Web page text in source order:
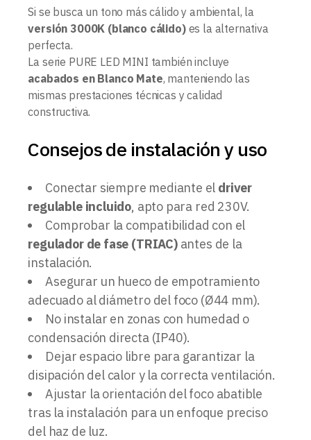
Si se busca un tono más cálido y ambiental, la
versión 3000K (blanco cálido)es la alternativa
perfecta.
La serie PURE LED MINI también incluye
acabados en Blanco Mate, manteniendo las
mismas prestaciones técnicas y calidad
constructiva.
Consejos de instalación y uso
Conectar siempre mediante el driver
regulable incluido, apto para red 230V.
Comprobar la compatibilidad con el
regulador de fase (TRIAC)antes de la
instalación.
Asegurar un hueco de empotramiento
adecuado al diámetro del foco (Ø44 mm).
No instalar en zonas con humedad o
condensación directa (IP40).
Dejar espacio libre para garantizar la
disipación del calor y la correcta ventilación.
Ajustar la orientación del foco abatible
tras la instalación para un enfoque preciso
del haz de luz.